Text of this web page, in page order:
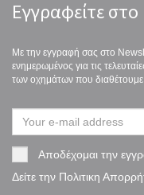
Εγγραφείτε
Με την εγγραφή σας στο
ενημερωμένος για τις
των οχημάτων που
Αποδέχομαι την
Δείτε την Πολιτικη